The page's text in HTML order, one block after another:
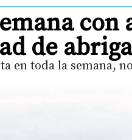
con
de
en toda la semana,